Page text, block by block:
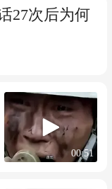
27次后为何
00:51